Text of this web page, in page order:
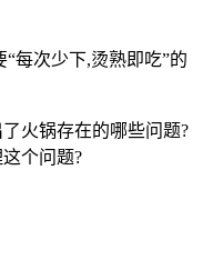
每次少下,烫熟即吃”的
火锅存在的哪些问题?
个问题?